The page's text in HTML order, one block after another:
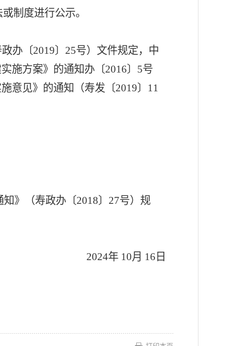
制度进行公示。
办〔2019〕25号）文件规定，中
施方案》的通知办 〔2016〕 5号
意见》 的通知（寿发 〔2019〕 11
》（寿政办〔2018〕27号） 规
2024年 10月 16 日